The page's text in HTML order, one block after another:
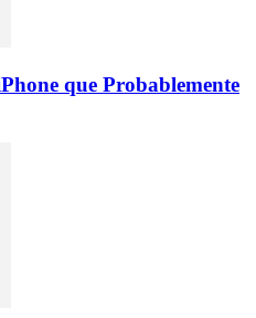
que Probablemente